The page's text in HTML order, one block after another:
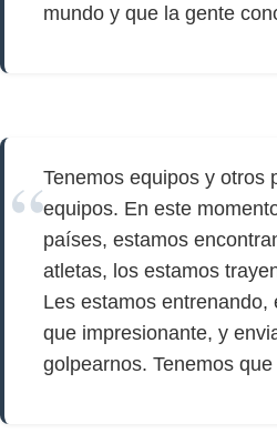
mundo y que la gente
Tenemos equipos y otros
equipos. En este
países, estamos
atletas, los estamos
Les estamos entrenando,
que impresionante, y
golpearnos. Tenemos